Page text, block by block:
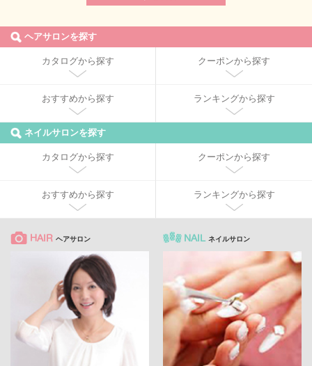
ヘアサロンを探す
カタログから探す クーポンから探す
おすすめから探す ランキングから探す
ネイルサロンを探す
カタログから探す クーポンから探す
おすすめから探す ランキングから探す
HAIR ヘアサロン NAIL ネイルサロン